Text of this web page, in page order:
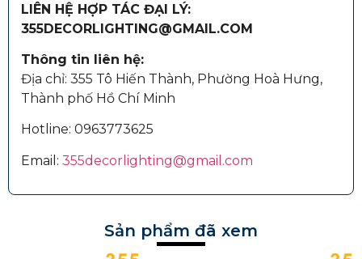
LIÊN HỆ HỢP TÁC ĐẠI LÝ:
355DECORLIGHTING@GMAIL.COM
Thông tin liên hệ:
Địa chỉ: 355 Tô Hiến Thành, Phường Hoà Hưng,
Thành phố Hồ Chí Minh
Hotline: 0963773625
Email: 355decorlighting@gmail.com
Sản phẩm đã xem